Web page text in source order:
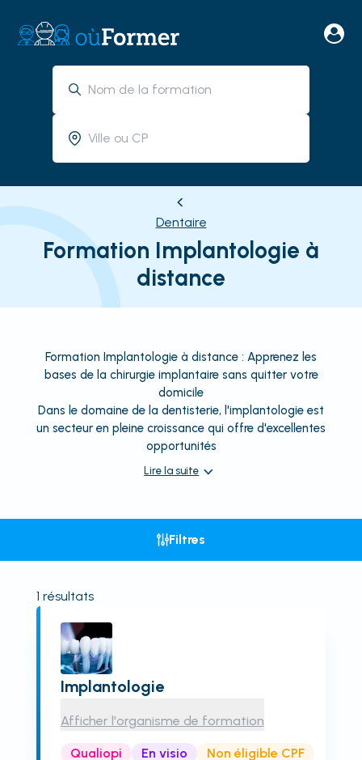
Dentaire
Formation Implantologie à
distance
Formation Implantologie à distance : Apprenez les
bases de la chirurgie implantaire sans quitter votre
domicile
Dans le domaine de la dentisterie, l'implantologie est
un secteur en pleine croissance qui offre d'excellentes
opportunités
Lire la suite
Filtres
1 résultats
Implantologie
Afficher l'organisme de formation
Qualiopi En visio Non éligible CPF